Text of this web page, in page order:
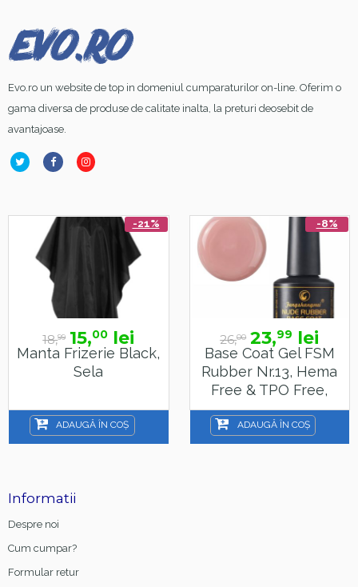
Evo.ro un website de top in domeniul cumparaturilor on-line. Oferim o
gama diversa de produse de calitate inalta, la preturi deosebit de
avantajoase.
-21%
18,99 15,00 lei
Manta Frizerie Black,
Sela
ADAUGĂ ÎN COȘ
-8%
26,00 23,99 lei
Base Coat Gel FSM
Rubber Nr.13, Hema
Free & TPO Free,
15ml
ADAUGĂ ÎN COȘ
Informatii
Despre noi
Cum cumpar?
Formular retur